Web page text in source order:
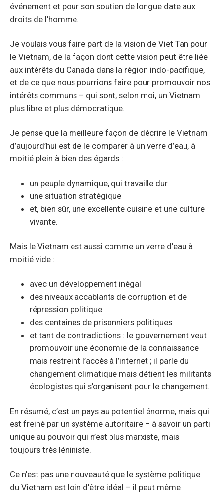
événement et pour son soutien de longue date aux
droits de l’homme.
Je voulais vous faire part de la vision de Viet Tan pour
le Vietnam, de la façon dont cette vision peut être liée
aux intérêts du Canada dans la région indo-pacifique,
et de ce que nous pourrions faire pour promouvoir nos
intérêts communs – qui sont, selon moi, un Vietnam
plus libre et plus démocratique.
Je pense que la meilleure façon de décrire le Vietnam
d’aujourd’hui est de le comparer à un verre d’eau, à
moitié plein à bien des égards :
un peuple dynamique, qui travaille dur
une situation stratégique
et, bien sûr, une excellente cuisine et une culture
vivante.
Mais le Vietnam est aussi comme un verre d’eau à
moitié vide :
avec un développement inégal
des niveaux accablants de corruption et de
répression politique
des centaines de prisonniers politiques
et tant de contradictions : le gouvernement veut
promouvoir une économie de la connaissance
mais restreint l’accès à l’internet ; il parle du
changement climatique mais détient les militants
écologistes qui s’organisent pour le changement.
En résumé, c’est un pays au potentiel énorme, mais qui
est freiné par un système autoritaire – à savoir un parti
unique au pouvoir qui n’est plus marxiste, mais
toujours très léniniste.
Ce n’est pas une nouveauté que le système politique
du Vietnam est loin d’être idéal – il peut même